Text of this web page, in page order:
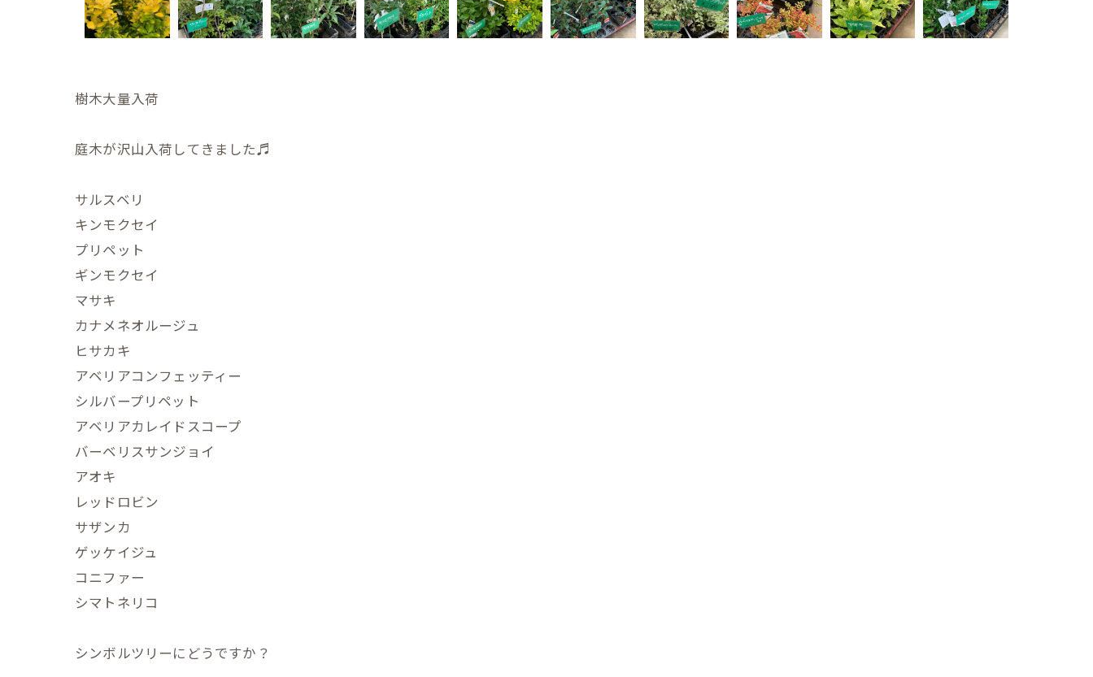
樹木大量入荷
庭木が沢山入荷してきました♬
サルスベリ
キンモクセイ
プリペット
ギンモクセイ
マサキ
カナメネオルージュ
ヒサカキ
アベリアコンフェッティー
シルバープリペット
アベリアカレイドスコープ
バーベリスサンジョイ
アオキ
レッドロビン
サザンカ
ゲッケイジュ
コニファー
シマトネリコ
シンボルツリーにどうですか？